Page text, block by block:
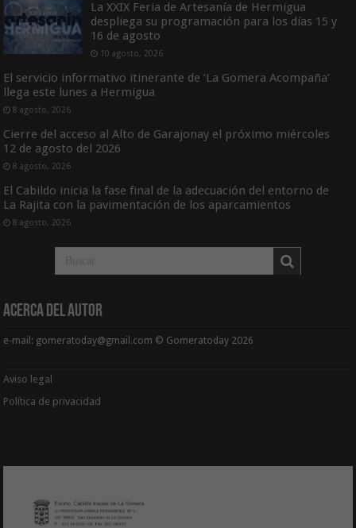
La XXIX Feria de Artesanía de Hermigua
despliega su programación para los días 15 y
16 de agosto
10 agosto, 2026
El servicio informativo itinerante de ‘La Gomera Acompaña’
llega este lunes a Hermigua
8 agosto, 2026
Cierre del acceso al Alto de Garajonay el próximo miércoles
12 de agosto del 2026
8 agosto, 2026
El Cabildo inicia la fase final de la adecuación del entorno de
La Rajita con la pavimentación de los aparcamientos
8 agosto, 2026
Acerca del Autor
e-mail: gomeratoday@gmail.com © Gomeratoday 2026
Aviso legal
Política de privacidad